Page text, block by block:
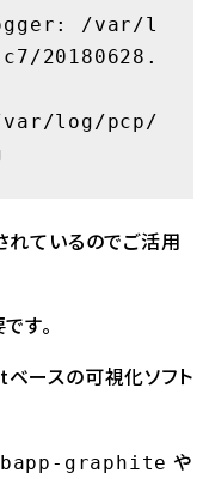
20180628.
れているのでご活用
す。
ベースの可視化ソフト
graphite や